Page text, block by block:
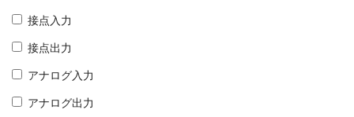
接点入力
接点出力
アナログ入力
アナログ出力